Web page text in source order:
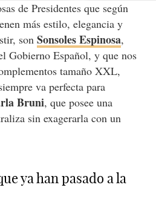
de Presidentes que según
más estilo, elegancia y
son Sonsoles Espinosa,
Gobierno Español, y que nos
tamaño XXL,
va perfecta para
Bruni, que posee una
sin exagerarla con un
ya han pasado a la